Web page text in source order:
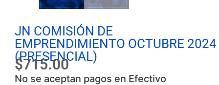
JN COMISIÓN DE
EMPRENDIMIENTO OCTUBRE 2024
(PRESENCIAL)
$715.00
No se aceptan pagos en Efectivo